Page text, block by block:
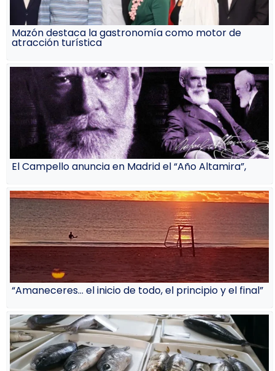
Mazón destaca la gastronomía como motor de
atracción turística
El Campello anuncia en Madrid el “Año Altamira”,
“Amaneceres… el inicio de todo, el principio y el final”